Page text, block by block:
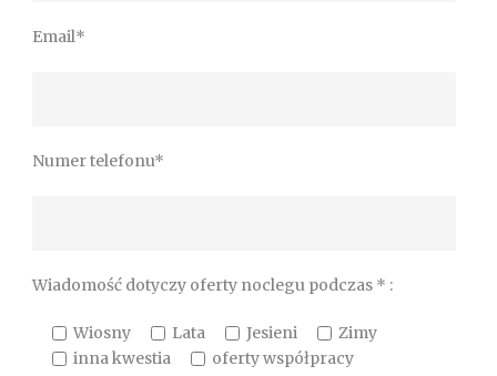
Email*
Numer telefonu*
Wiadomość dotyczy oferty noclegu podczas * :
Wiosny Lata Jesieni
Zimy
inna kwestia
oferty współpracy